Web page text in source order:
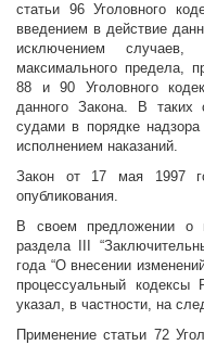
статьи 96 Уголовного
введением в действие
исключением
максимального предела,
88 и 90 Уголовного
данного Закона. В таких
судами в порядке
исполнением наказаний.
Закон от 17 мая 1997
опубликования.
В своем предложении о
раздела III
года “О внесении
процессуальный кодексы
указал, в частности, на
Применение статьи 72